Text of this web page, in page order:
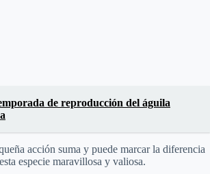
de reproducción del águila
acción suma y puede marcar la diferencia
especie maravillosa y valiosa.